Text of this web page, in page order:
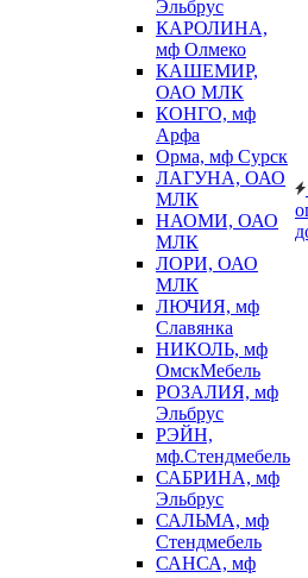
Эльбрус
КАРОЛИНА,
мф Олмеко
КАШЕМИР,
ОАО МЛК
КОНГО, мф
Арфа
Орма, мф Сурск
ЛАГУНА, ОАО
МЛК
НАОМИ, ОАО
МЛК
ЛОРИ, ОАО
МЛК
ЛЮЧИЯ, мф
Славянка
НИКОЛЬ, мф
ОмскМебель
РОЗАЛИЯ, мф
Эльбрус
РЭЙН,
мф.Стендмебель
САБРИНА, мф
Эльбрус
САЛЬМА, мф
Стендмебель
САНСА, мф